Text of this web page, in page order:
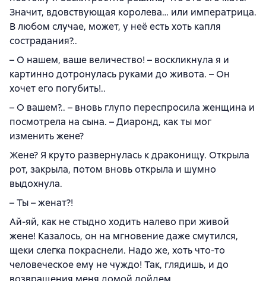
Значит, вдовствующая королева… или императрица.
В любом случае, может, у неё есть хоть капля
сострадания?..
– О нашем, ваше величество! – воскликнула я и
картинно дотронулась руками до живота. – Он
хочет его погубить!..
– О вашем?.. – вновь глупо переспросила женщина и
посмотрела на сына. – Диаронд, как ты мог
изменить жене?
Жене? Я круто развернулась к драконищу. Открыла
рот, закрыла, потом вновь открыла и шумно
выдохнула.
– Ты – женат?!
Ай-яй, как не стыдно ходить налево при живой
жене! Казалось, он на мгновение даже смутился,
щеки слегка покраснели. Надо же, хоть что-то
человеческое ему не чуждо! Так, глядишь, и до